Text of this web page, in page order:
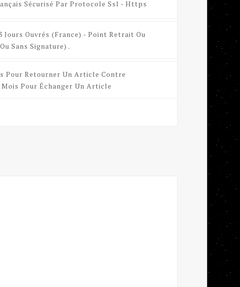
Sécurisé Par Protocole Ssl - Https
Jours Ouvrés (France) - Point Retrait Ou
Sans Signature) .
Pour Retourner Un Article Contre
Pour Échanger Un Article